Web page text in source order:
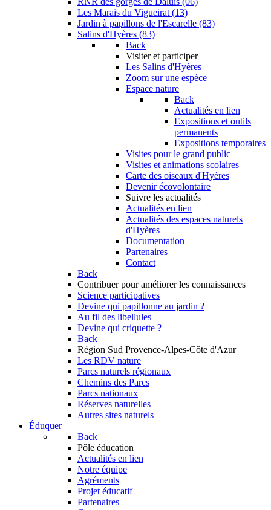
Les Marais du Vigueirat (13)
Jardin à papillons de l'Escarelle (83)
Salins d'Hyères (83)
Back
Visiter et participer
Les Salins d'Hyères
Zoom sur une espèce
Espace nature
Back
Actualités en lien
Expositions et outils
permanents
Expositions temporaires
Visites pour le grand public
Visites et animations scolaires
Carte des oiseaux d'Hyères
Devenir écovolontaire
Suivre les actualités
Actualités en lien
Actualités des espaces naturels
d'Hyères
Documentation
Partenaires
Contact
Back
Contribuer pour améliorer les connaissances
Science participatives
Devine qui papillonne au jardin ?
Au fil des libellules
Devine qui criquette ?
Back
Région Sud Provence-Alpes-Côte d'Azur
Les RDV nature
Parcs naturels régionaux
Chemins des Parcs
Parcs nationaux
Réserves naturelles
Autres sites naturels
Éduquer
Back
Pôle éducation
Actualités en lien
Notre équipe
Agréments
Projet éducatif
Partenaires